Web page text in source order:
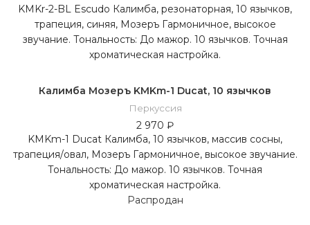
KMKr-2-BL Escudo Калимба, резонаторная, 10 язычков,
трапеция, синяя, Мозеръ Гармоничное, высокое
звучание. Тональность: До мажор. 10 язычков. Точная
хроматическая настройка.
Калимба Мозеръ KMKm-1 Ducat, 10 язычков
Перкуссия
2 970 ₽
KMKm-1 Ducat Калимба, 10 язычков, массив сосны,
трапеция/овал, Мозеръ Гармоничное, высокое звучание.
Тональность: До мажор. 10 язычков. Точная
хроматическая настройка.
Распродан